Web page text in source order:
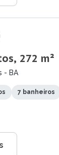
272 m²
- BA
7 banheiros